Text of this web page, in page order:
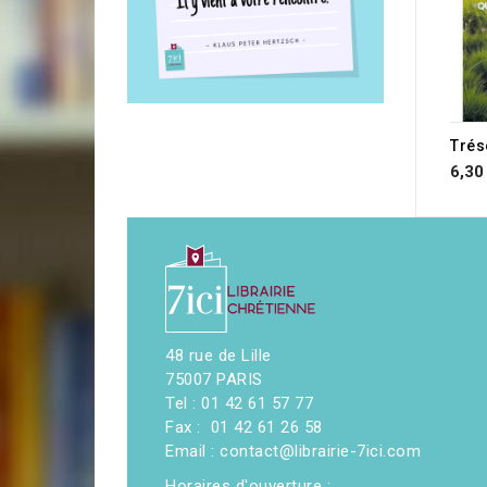
6,30
48 rue de Lille
75007 PARIS
Tel : 01 42 61 57 77
Fax : 01 42 61 26 58
Email : contact@librairie-7ici.com